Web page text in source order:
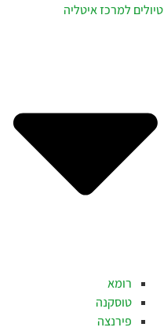
טיולים למרכז איטליה
רומא
טוסקנה
פירנצה